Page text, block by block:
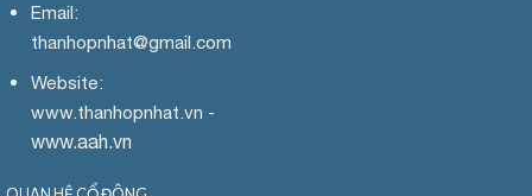
Email:
thanhopnhat@gmail.com
Website:
www.thanhopnhat.vn -
www.aah.vn